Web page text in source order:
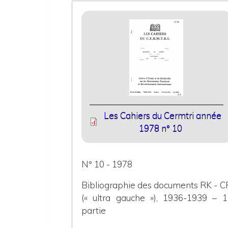
Les Cahiers du Cermtri année
1978 n° 10
N° 10 - 1978
Bibliographie des documents RK -
(« ultra gauche »), 1936-1939 – 1
partie